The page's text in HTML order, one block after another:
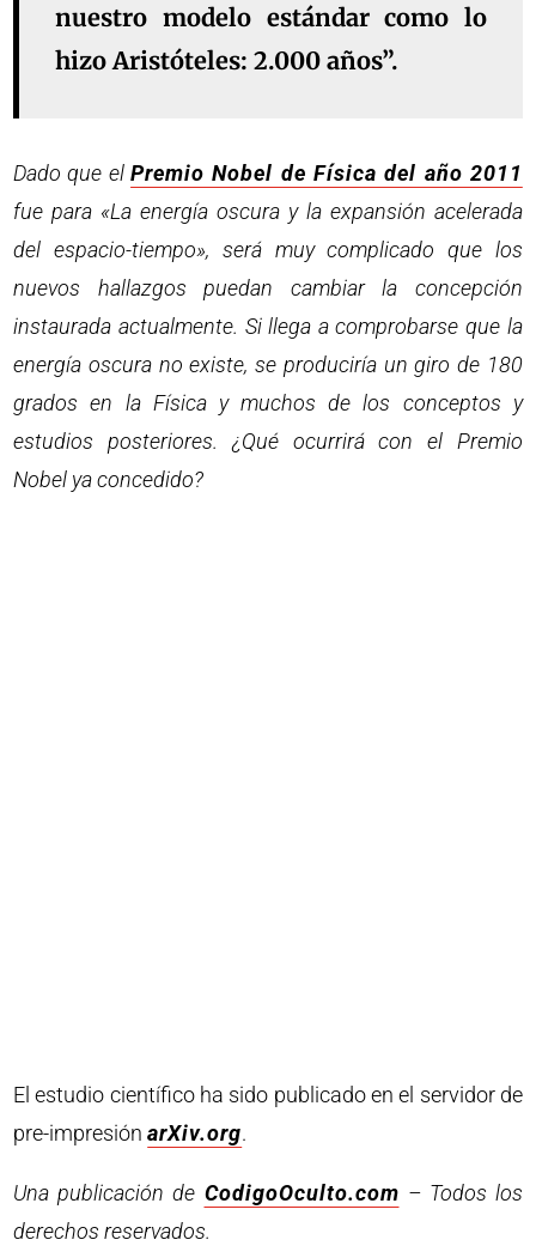
nuestro modelo estándar como lo
hizo Aristóteles: 2.000 años”.
Dado que elPremio Nobel de Física del año 2011
fue para «La energía oscura y la expansión acelerada
del espacio-tiempo», será muy complicado que los
nuevos hallazgos puedan cambiar la concepción
instaurada actualmente. Si llega a comprobarse que la
energía oscura no existe, se produciría un giro de 180
grados en la Física y muchos de los conceptos y
estudios posteriores. ¿Qué ocurrirá con el Premio
Nobel ya concedido?
El estudio científico ha sido publicado en el servidor de
pre-impresiónarXiv.org.
Una publicación de CodigoOculto.com – Todos los
derechos reservados.